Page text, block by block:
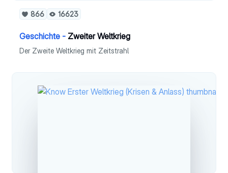
866 16623
Geschichte - Zweiter Weltkrieg
Der Zweite Weltkrieg mit Zeitstrahl